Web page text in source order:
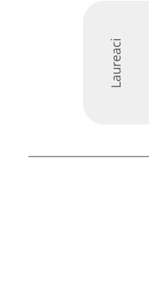
Laureaci